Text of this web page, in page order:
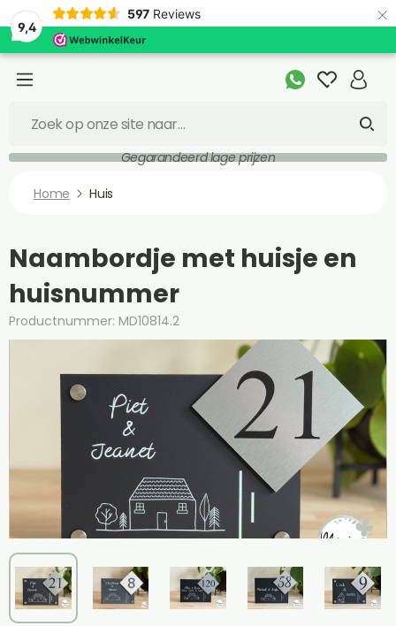
9,4
597 Reviews ×
Gegarandeerd lage prijzen
Home Huis
Naambordje met huisje en
huisnummer
Productnummer: MD10814.2